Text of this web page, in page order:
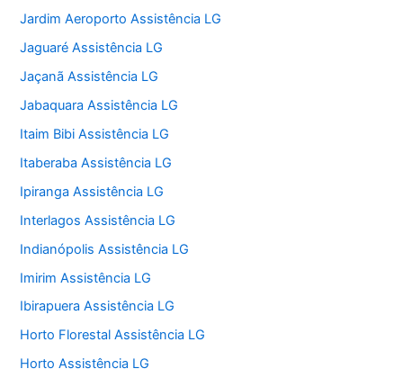
Jardim Aeroporto Assistência LG
Jaguaré Assistência LG
Jaçanã Assistência LG
Jabaquara Assistência LG
Itaim Bibi Assistência LG
Itaberaba Assistência LG
Ipiranga Assistência LG
Interlagos Assistência LG
Indianópolis Assistência LG
Imirim Assistência LG
Ibirapuera Assistência LG
Horto Florestal Assistência LG
Horto Assistência LG